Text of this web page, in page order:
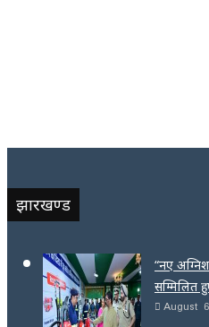
झारखण्ड
“नए
सम्मिलित
August